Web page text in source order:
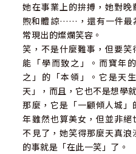
她在事業上的拚搏，她對
煦和體諒……，還有一件最
常現出的燦爛笑容。
笑，不是什麼難事，但要
能「學而致之」。而寶年
之」的「本領」。它是天
天」，而且，它也不是想學
那麼，它是「一顧傾人城
年雖然也算美女，但並非
不見了，她笑得那麼天真
的事就是「在此一笑」了。